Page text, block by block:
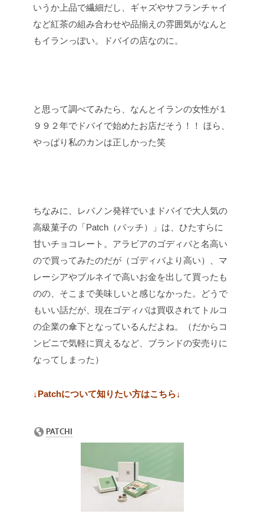
いうか上品で繊細だし、ギャズやサフランチャイ
など紅茶の組み合わせや品揃えの雰囲気がなんと
もイランっぽい。ドバイの店なのに。
と思って調べてみたら、なんとイランの女性が１
９９２年でドバイで始めたお店だそう！！ ほら、
やっぱり私のカンは正しかった笑
ちなみに、レバノン発祥でいまドバイで大人気の
高級菓子の「Patch（パッチ）」は、ひたすらに
甘いチョコレート。アラビアのゴディバと名高い
ので買ってみたのだが（ゴディバより高い）、マ
レーシアやブルネイで高いお金を出して買ったも
のの、そこまで美味しいと感じなかった。どうで
もいい話だが、現在ゴディバは買収されてトルコ
の企業の傘下となっているんだよね。（だからコ
ンビニで気軽に買えるなど、ブランドの安売りに
なってしまった）
↓Patchについて知りたい方はこちら↓